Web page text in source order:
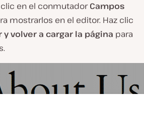
en el conmutadorCampos
mostrarlos en el editor. Haz clic
y volver a cargar la página para